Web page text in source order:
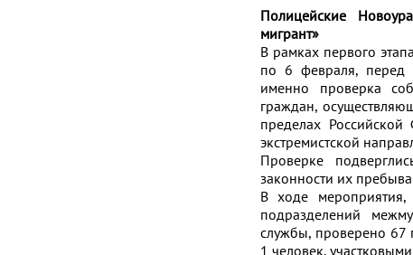
Полицейские
мигрант»
В рамках первого
по 6 февраля, перед
именно проверка
граждан,
пределах
экстремистской
Проверке
законности их
В ходе
подразделений
службы, проверено 67
1 человек,